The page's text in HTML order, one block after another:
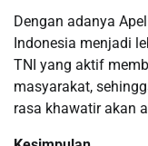
Dengan adanya
Indonesia menjadi
TNI yang aktif
masyarakat,
rasa khawatir akan